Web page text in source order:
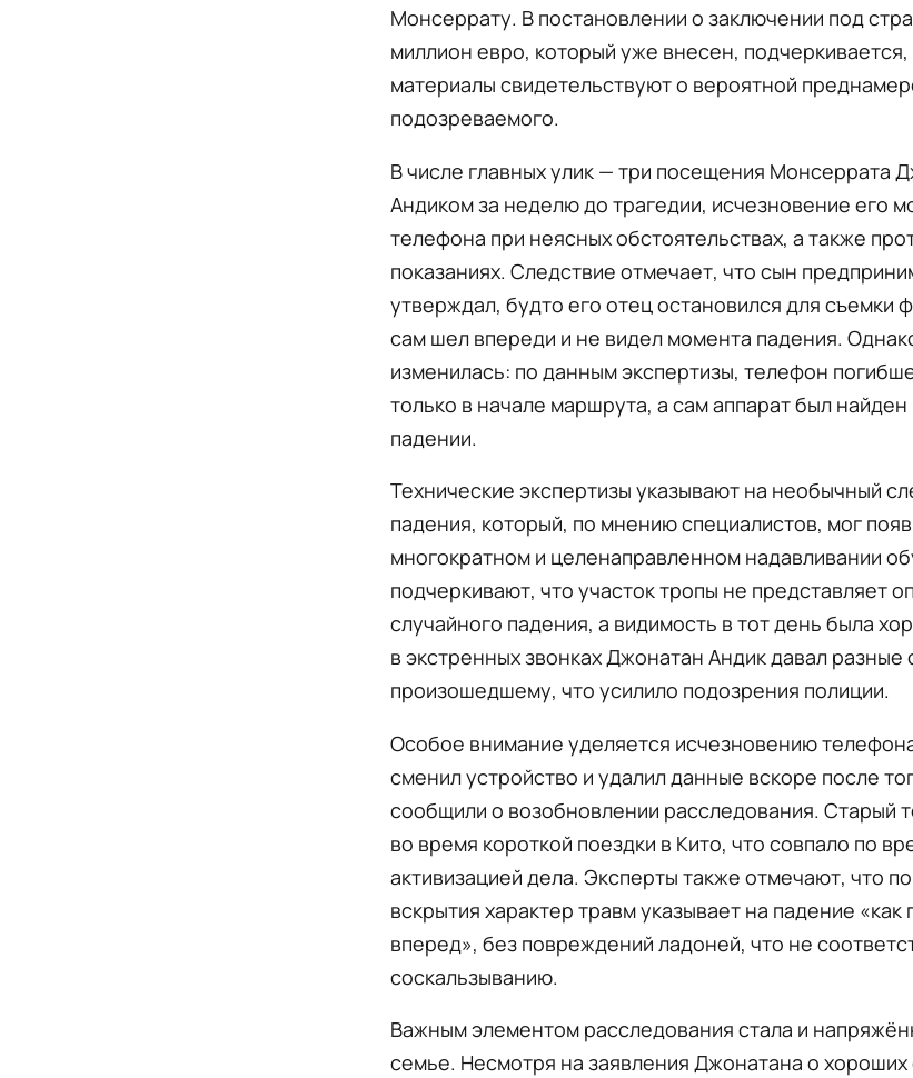
Монсеррату. В постановлении о заключении под
миллион евро, который уже внесен,
материалы свидетельствуют о вероятной
подозреваемого.
В числе главных улик — три посещения Монсеррата
Андиком за неделю до трагедии, исчезновение его
телефона при неясных обстоятельствах, а также
показаниях. Следствие отмечает, что сын
утверждал, будто его отец остановился для съемки
сам шел впереди и не видел момента падения.
изменилась: по данным экспертизы, телефон
только в начале маршрута, а сам аппарат был
падении.
Технические экспертизы указывают на необычный
падения, который, по мнению специалистов, мог
многократном и целенаправленном надавливании
подчеркивают, что участок тропы не представляет
случайного падения, а видимость в тот день была
в экстренных звонках Джонатан Андик давал разные
произошедшему, что усилило подозрения полиции.
Особое внимание уделяется исчезновению
сменил устройство и удалил данные вскоре после
сообщили о возобновлении расследования. Старый
во время короткой поездки в Кито, что совпало по
активизацией дела. Эксперты также отмечают, что
вскрытия характер травм указывает на падение «как
вперед», без повреждений ладоней, что не
соскальзыванию.
Важным элементом расследования стала и
семье. Несмотря на заявления Джонатана о